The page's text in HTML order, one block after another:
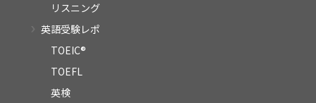
リスニング
英語受験レポ
TOEIC®
TOEFL
英検